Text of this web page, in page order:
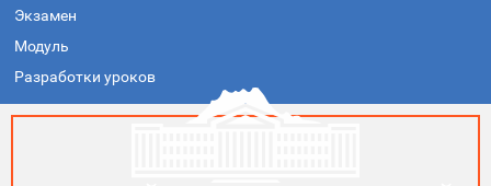
Экзамен
Модуль
Разработки уроков